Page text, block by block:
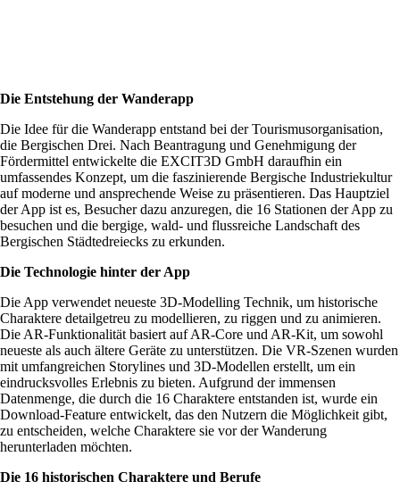
Die Entstehung der Wanderapp
Die Idee für die Wanderapp entstand bei der Tourismusorganisation,
die Bergischen Drei. Nach Beantragung und Genehmigung der
Fördermittel entwickelte die EXCIT3D GmbH daraufhin ein
umfassendes Konzept, um die faszinierende Bergische Industriekultur
auf moderne und ansprechende Weise zu präsentieren. Das Hauptziel
der App ist es, Besucher dazu anzuregen, die 16 Stationen der App zu
besuchen und die bergige, wald- und flussreiche Landschaft des
Bergischen Städtedreiecks zu erkunden.
Die Technologie hinter der App
Die App verwendet neueste 3D-Modelling Technik, um historische
Charaktere detailgetreu zu modellieren, zu riggen und zu animieren.
Die AR-Funktionalität basiert auf AR-Core und AR-Kit, um sowohl
neueste als auch ältere Geräte zu unterstützen. Die VR-Szenen wurden
mit umfangreichen Storylines und 3D-Modellen erstellt, um ein
eindrucksvolles Erlebnis zu bieten. Aufgrund der immensen
Datenmenge, die durch die 16 Charaktere entstanden ist, wurde ein
Download-Feature entwickelt, das den Nutzern die Möglichkeit gibt,
zu entscheiden, welche Charaktere sie vor der Wanderung
herunterladen möchten.
Die 16 historischen Charaktere und Berufe